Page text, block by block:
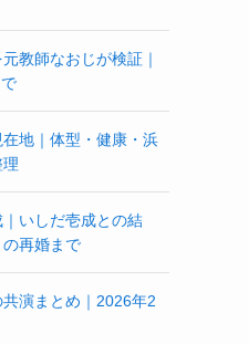
教師なおじが検証｜
地｜体型・健康・浜
いしだ壱成との結
再婚まで
演まとめ｜2026年2